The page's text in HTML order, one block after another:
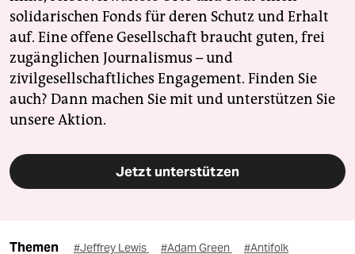
solidarischen Fonds für deren Schutz und Erhalt
auf. Eine offene Gesellschaft braucht guten, frei
zugänglichen Journalismus – und
zivilgesellschaftliches Engagement. Finden Sie
auch? Dann machen Sie mit und unterstützen Sie
unsere Aktion.
Jetzt unterstützen
Themen #Jeffrey Lewis #Adam Green #Antifolk